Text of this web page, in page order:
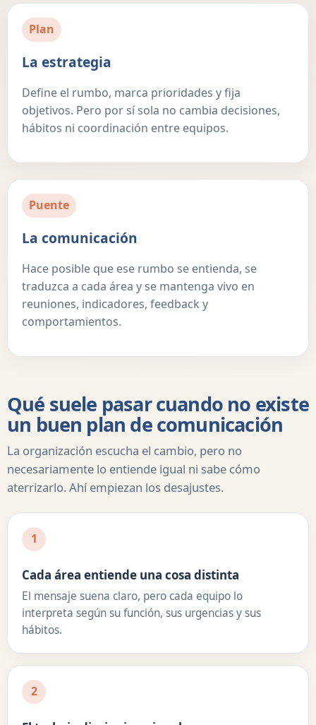
Plan
La estrategia
Define el rumbo, marca prioridades y fija
objetivos. Pero por sí sola no cambia decisiones,
hábitos ni coordinación entre equipos.
Puente
La comunicación
Hace posible que ese rumbo se entienda, se
traduzca a cada área y se mantenga vivo en
reuniones, indicadores, feedback y
comportamientos.
Qué suele pasar cuando no existe
un buen plan de comunicación
La organización escucha el cambio, pero no
necesariamente lo entiende igual ni sabe cómo
aterrizarlo. Ahí empiezan los desajustes.
1
Cada área entiende una cosa distinta
El mensaje suena claro, pero cada equipo lo
interpreta según su función, sus urgencias y sus
hábitos.
2